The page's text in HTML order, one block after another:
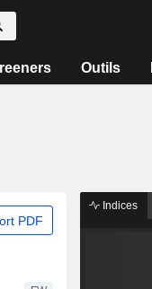
Outils
PDF
Indices